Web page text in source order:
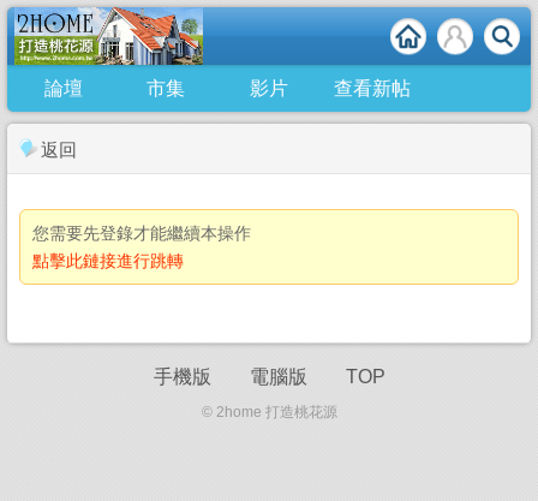
論壇 市集 影片 查看新帖
返回
您需要先登錄才能繼續本操作
點擊此鏈接進行跳轉
手機版 電腦版 TOP
© 2home 打造桃花源